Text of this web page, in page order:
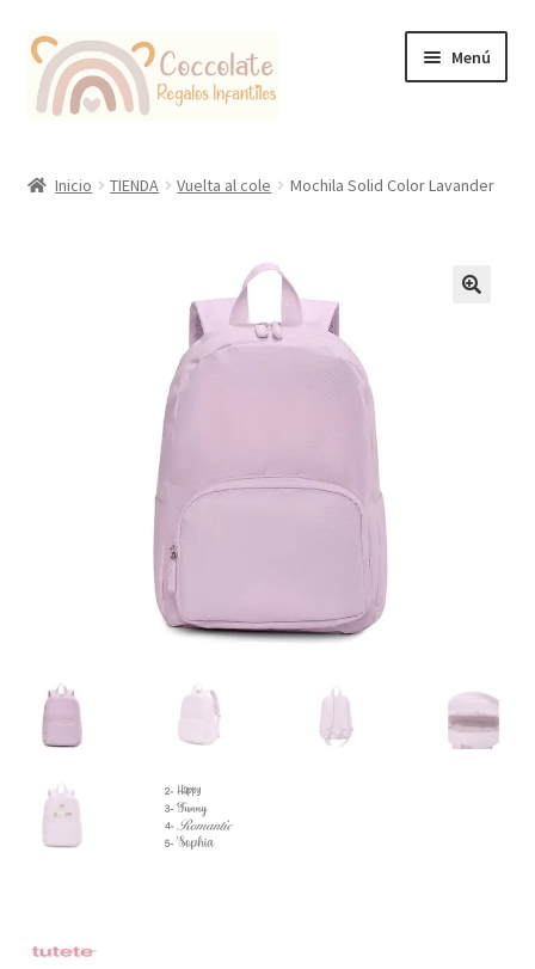
Ir
la
Ir
contenido
Menú
Inicio TIENDA Vuelta al cole Mochila Solid Color Lavander